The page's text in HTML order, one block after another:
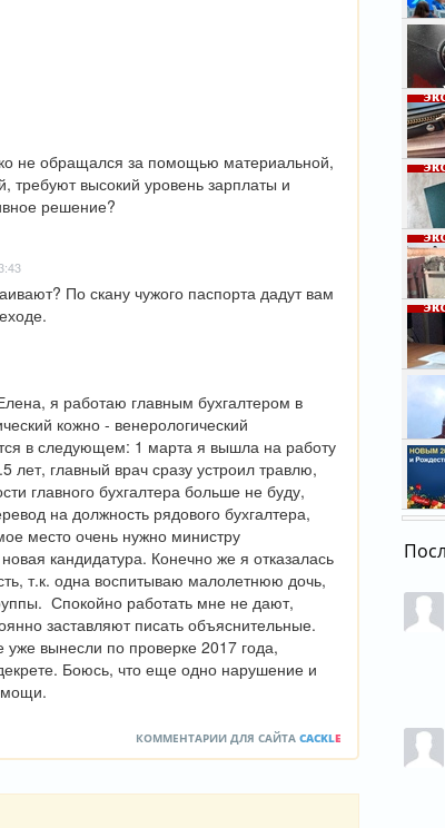
не обращался за помощью материальной,
требуют высокий уровень зарплаты и
решение?
По скану чужого паспорта дадут вам
я работаю главным бухгалтером в
кожно - венерологический
в следующем: 1 марта я вышла на работу
лет, главный врач сразу устроил травлю,
главного бухгалтера больше не буду,
на должность рядового бухгалтера,
место очень нужно министру
кандидатура. Конечно же я отказалась
т.к. одна воспитываю малолетнюю дочь,
Спокойно работать мне не дают,
заставляют писать объяснительные.
вынесли по проверке 2017 года,
Боюсь, что еще одно нарушение и
КОММЕНТАРИИ ДЛЯ САЙТА CACKLE
13
12
8
5
4
3
31
31